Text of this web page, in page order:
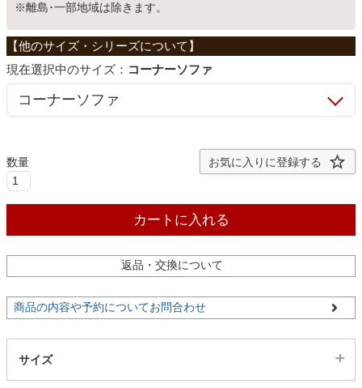
ホームオフィス
こたつ
カーテン
ラグ
※離島･一部地域は除きます。
サイズ： コーナーソファ
お気に入りに登録する
カートに入れる
返品・交換について
商品の内容や予約についてお問合わせ
サイズ